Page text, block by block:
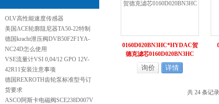
OLV高性能速度传感器
美国ACE轮廓阻尼器TA50-22特制
德国kracht泄压阀DVB50F2F1YA-
NC24D怎么使用
VSE流量计VSI 0,04/12 GPO 12V-
42R11安装注意事项
德国REXROTH齿轮泵标准型号订
货要求
ASCO阿斯卡电磁阀SCE238D007V
0160D020BN3HC*HYDAC贺
德克滤芯0160D020BN3HC
询价 详情
共 24 条记